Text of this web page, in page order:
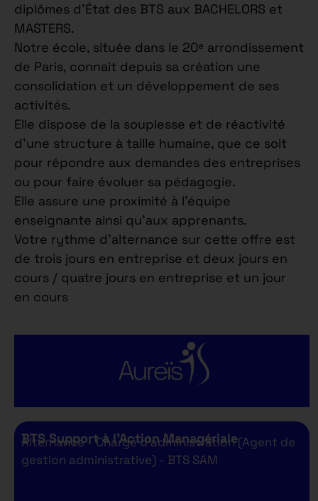
diplômes d’État des BTS aux BACHELORS et
MASTERS.
Notre école, située dans le 20ᵉ arrondissement
de Paris, connait depuis sa création une
consolidation et un développement de ses
activités.
Elle dispose de la souplesse et de réactivité
d’une structure à taille humaine, que ce soit
pour répondre aux demandes des entreprises
ou pour faire évoluer sa pédagogie.
Elle assure une proximité à l’équipe
enseignante ainsi qu’aux apprenants.
Votre rythme d’alternance sur cette offre est
de trois jours en entreprise et deux jours en
cours / quatre jours en entreprise et un jour
en cours
BTS Support à l’Action Managériale
Alternance - Chargé d'administration (Agent de
gestion administrative) - BTS SAM